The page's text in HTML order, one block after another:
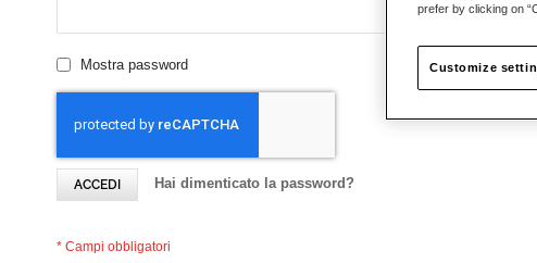
Mostra password
ACCEDI Hai dimenticato la password?
prefer by clicking on
Customize